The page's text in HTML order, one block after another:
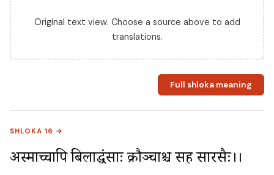
Original text view. Choose a source above to add
translations.
Full shloka meaning
SHLOKA 16 →
अस्माच्चापि बिलाद्धंसाः क्रौञ्चाश्च सह सारसैः।।